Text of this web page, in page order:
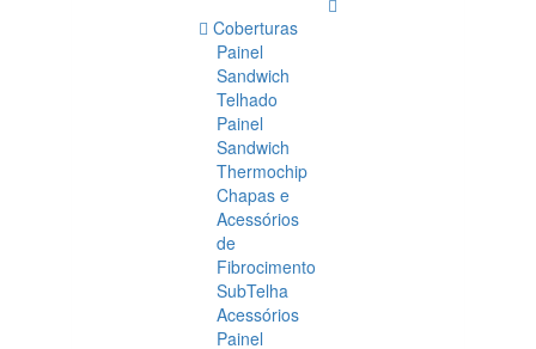
Coberturas
Painel
Sandwich
Telhado
Painel
Sandwich
Thermochip
Chapas e
Acessórios
de
Fibrocimento
SubTelha
Acessórios
Painel